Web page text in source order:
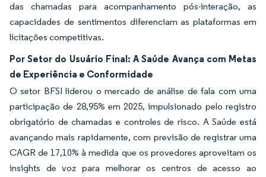
das chamadas para acompanhamento pós-interação, as
capacidades de sentimentos diferenciam as plataformas em
licitações competitivas.
Por Setor do Usuário Final: A Saúde Avança com Metas
de Experiência e Conformidade
O setor BFSI liderou o mercado de análise de fala com uma
participação de 28,95% em 2025, impulsionado pelo registro
obrigatório de chamadas e controles de risco. A Saúde está
avançando mais rapidamente, com previsão de registrar uma
CAGR de 17,10% à medida que os provedores aproveitam os
insights de voz para melhorar os centros de acesso ao